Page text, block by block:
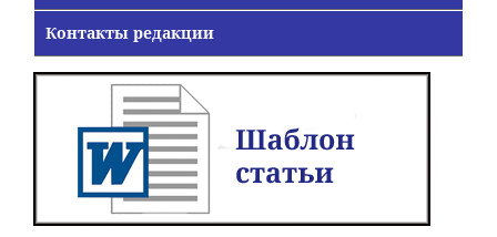
Контакты редакции